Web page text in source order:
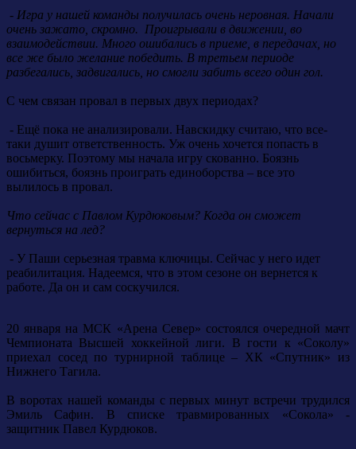
- Игра у нашей команды получилась очень неровная. Начали
очень зажато, скромно. Проигрывали в движении, во
взаимодействии. Много ошибались в приеме, в передачах, но
все же было желание победить. В третьем периоде
разбегались, задвигались, но смогли забить всего один гол.
С чем связан провал в первых двух периодах?
- Ещё пока не анализировали. Навскидку считаю, что все-
таки душит ответственность. Уж очень хочется попасть в
восьмерку. Поэтому мы начала игру скованно. Боязнь
ошибиться, боязнь проиграть единоборства – все это
вылилось в провал.
Что сейчас с Павлом Курдюковым? Когда он сможет
вернуться на лед?
- У Паши серьезная травма ключицы. Сейчас у него идет
реабилитация. Надеемся, что в этом сезоне он вернется к
работе. Да он и сам соскучился.
20 января на МСК «Арена Север» состоялся очередной мачт
Чемпионата Высшей хоккейной лиги. В гости к «Соколу»
приехал сосед по турнирной таблице – ХК «Спутник» из
Нижнего Тагила.
В воротах нашей команды с первых минут встречи трудился
Эмиль Сафин. В списке травмированных «Сокола» -
защитник Павел Курдюков.